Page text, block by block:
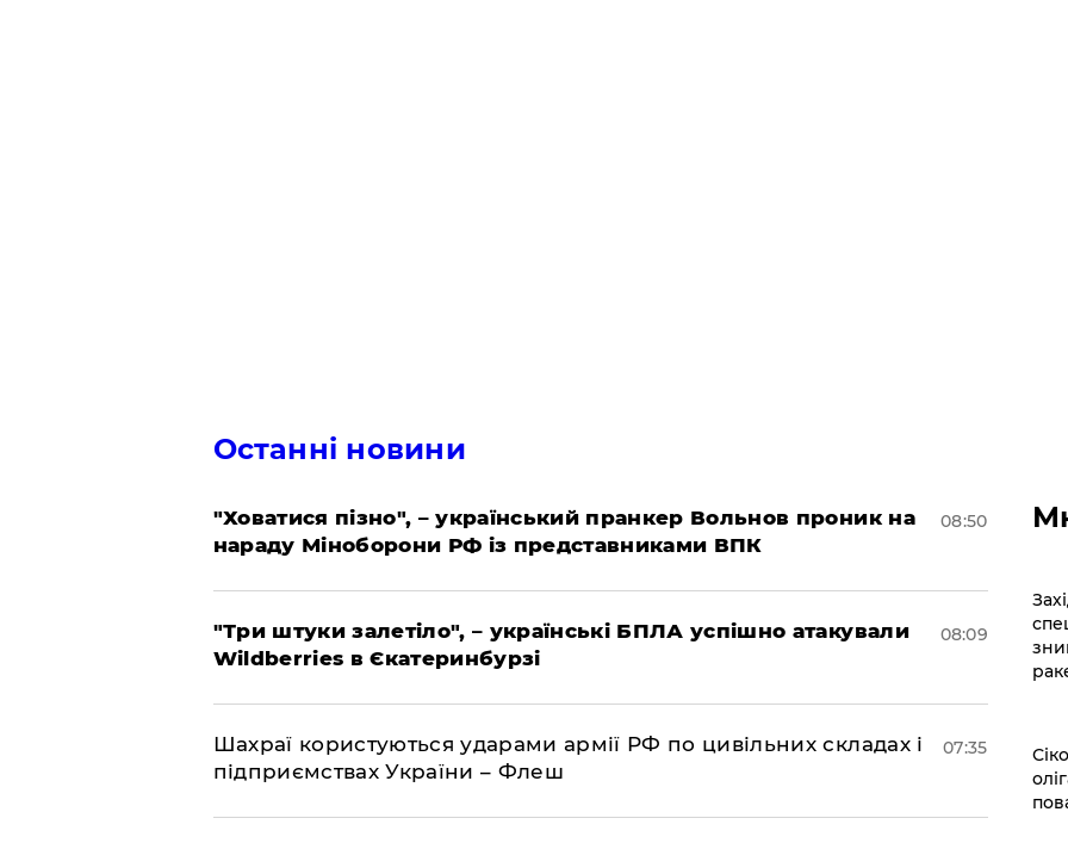
Останні новини
"Ховатися пізно", – український пранкер Вольнов проник на
нараду Міноборони РФ із представниками ВПК
08:50
"Три штуки залетіло", – українські БПЛА успішно атакували
Wildberries в Єкатеринбурзі
08:09
Шахраї користуються ударами армії РФ по цивільних складах і
підприємствах України – Флеш
07:35